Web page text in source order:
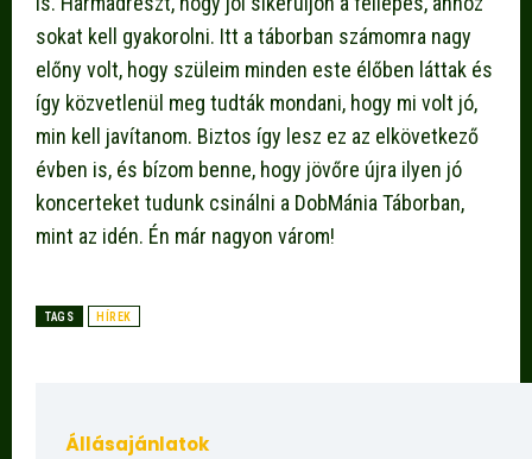
sokat kell gyakorolni. Itt a táborban számomra nagy
előny volt, hogy szüleim minden este élőben láttak és
így közvetlenül meg tudták mondani, hogy mi volt jó,
min kell javítanom. Biztos így lesz ez az elkövetkező
évben is, és bízom benne, hogy jövőre újra ilyen jó
koncerteket tudunk csinálni a DobMánia Táborban,
mint az idén. Én már nagyon várom!
TAGS HÍREK
Állásajánlatok